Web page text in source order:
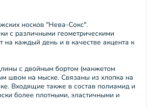
носков "Нева-Сокс".
с различными геометрическими
на каждый день и в качестве акцента к
с двойным бортом (манжетом
швом на мыске. Связаны из хлопка на
Входящие также в состав полиамид и
более плотными, эластичными и